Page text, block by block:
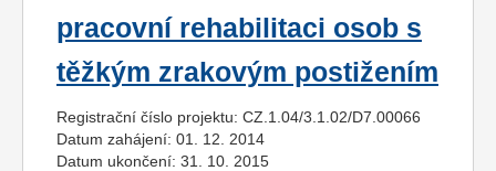
pracovní rehabilitaci osob s
těžkým zrakovým postižením
Registrační číslo projektu: CZ.1.04/3.1.02/D7.00066
Datum zahájení: 01. 12. 2014
Datum ukončení: 31. 10. 2015